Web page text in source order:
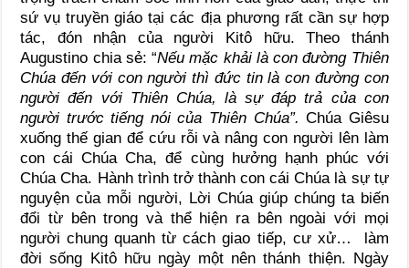
sứ vụ truyền giáo tại các địa phương rất cần sự hợp
tác, đón nhận của người Kitô hữu. Theo thánh
Augustino chia sẻ: “Nếu mặc khải là con đường Thiên
Chúa đến với con người thì đức tin là con đường con
người đến với Thiên Chúa, là sự đáp trả của con
người trước tiếng nói của Thiên Chúa”. Chúa Giêsu
xuống thế gian để cứu rỗi và nâng con người lên làm
con cái Chúa Cha, để cùng hưởng hạnh phúc với
Chúa Cha. Hành trình trở thành con cái Chúa là sự tự
nguyện của mỗi người, Lời Chúa giúp chúng ta biến
đổi từ bên trong và thể hiện ra bên ngoài với mọi
người chung quanh từ cách giao tiếp, cư xử… làm
đời sống Kitô hữu ngày một nên thánh thiện. Ngày